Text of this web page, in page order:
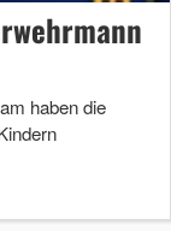
haben die